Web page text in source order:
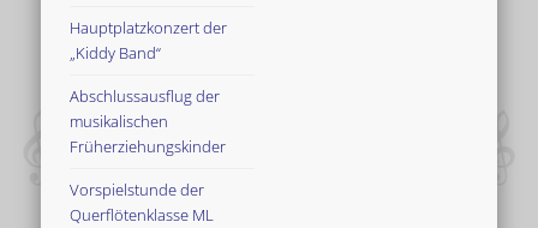
Hauptplatzkonzert der
„Kiddy Band“
Abschlussausflug der
musikalischen
Früherziehungskinder
Vorspielstunde der
Querflötenklasse ML